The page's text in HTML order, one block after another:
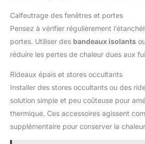
Calfeutrage des fenêtres et portes
Pensez à vérifier régulièrement
portes. Utiliser des bandeaux isolants
réduire les pertes de chaleur dues aux
Rideaux épais et stores occultants
Installer des stores occultants ou des
solution simple et peu coûteuse pour
thermique. Ces accessoires agissent
supplémentaire pour conserver la